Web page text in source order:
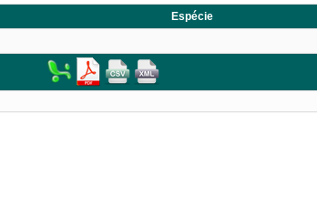
Espécie